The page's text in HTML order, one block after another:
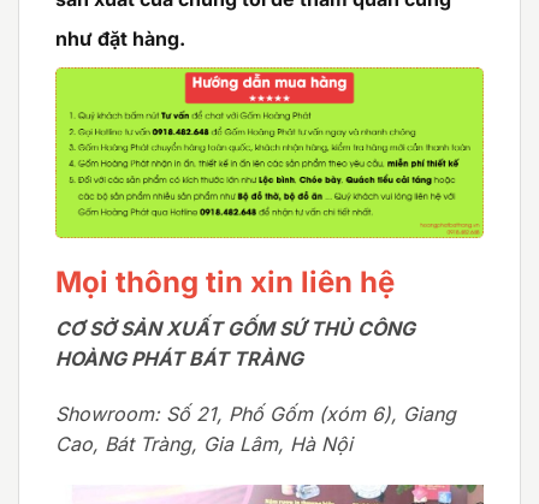
như đặt hàng.
Mọi thông tin xin liên hệ
CƠ SỞ SẢN XUẤT GỐM SỨ THỦ CÔNG
HOÀNG PHÁT BÁT TRÀNG
Showroom: Số 21, Phố Gốm (xóm 6), Giang
Cao, Bát Tràng, Gia Lâm, Hà Nội